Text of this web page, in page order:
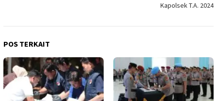
Kapolsek T.A. 2024
POS TERKAIT